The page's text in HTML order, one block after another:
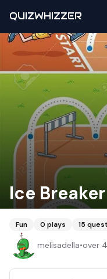
QUIZWHIZZER
Ice Breaker
Fun 0 plays 15
melisadella•over